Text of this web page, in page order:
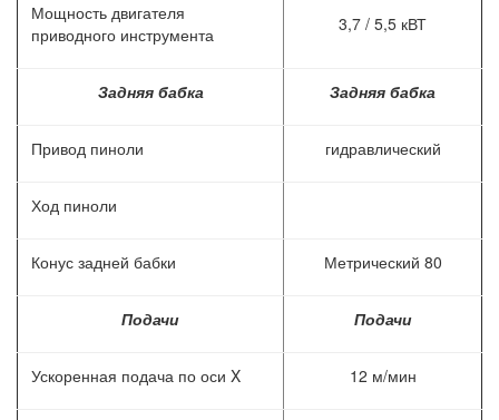
Мощность двигателя
приводного инструмента
3,7 / 5,5 кВТ
Задняя бабка Задняя бабка
Привод пиноли гидравлический
Ход пиноли
Конус задней бабки Метрический 80
Подачи Подачи
Ускоренная подача по оси X 12 м/мин